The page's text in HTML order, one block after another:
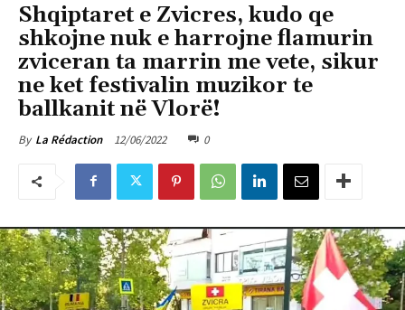
Shqiptaret e Zvicres, kudo qe
shkojne nuk e harrojne flamurin
zviceran ta marrin me vete, sikur
ne ket festivalin muzikor te
ballkanit në Vlorë!
By La Rédaction 12/06/2022 0